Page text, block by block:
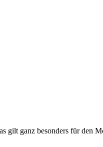
ganz besonders für den